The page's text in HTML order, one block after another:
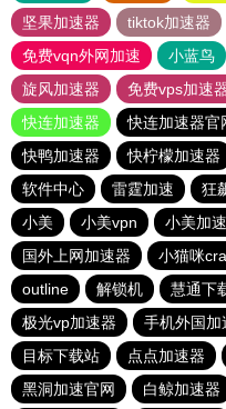
坚果加速器
tiktok加速器
免费vqn外网加速
小蓝鸟
旋风加速器
免费vps加速
快连加速器
快连加速器官
快鸭加速器
快柠檬加速器
软件中心
雷霆加速 狂
小美
小美vpn 小美加
国外上网加速器
小猫咪
outline
解锁机 慧通下
极光vp加速器
手机外国加
目标下载站
点点加速器
黑洞加速官网
白鲸加速器